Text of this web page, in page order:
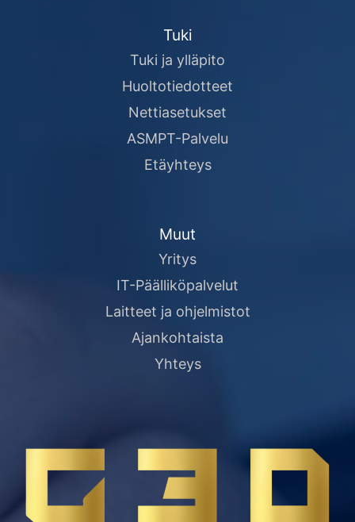
Tuki
Tuki ja ylläpito
Huoltotiedotteet
Nettiasetukset
ASMPT-Palvelu
Etäyhteys
Muut
Yritys
IT-Päälliköpalvelut
Laitteet ja ohjelmistot
Ajankohtaista
Yhteys